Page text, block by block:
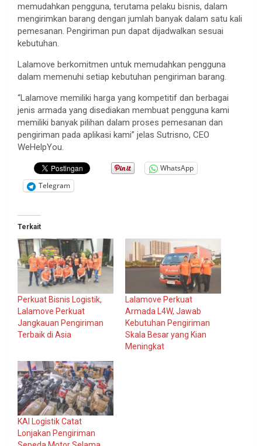
memudahkan pengguna, terutama pelaku bisnis, dalam
mengirimkan barang dengan jumlah banyak dalam satu kali
pemesanan. Pengiriman pun dapat dijadwalkan sesuai
kebutuhan.
Lalamove berkomitmen untuk memudahkan pengguna
dalam memenuhi setiap kebutuhan pengiriman barang.
“Lalamove memiliki harga yang kompetitif dan berbagai
jenis armada yang disediakan membuat pengguna kami
memiliki banyak pilihan dalam proses pemesanan dan
pengiriman pada aplikasi kami” jelas Sutrisno, CEO
WeHelpYou.
WhatsApp
Telegram
Terkait
Perkuat Bisnis Logistik,
Lalamove Perkuat
Jangkauan Pengiriman
Terbaik di Asia
Lalamove Perkuat
Armada L4W, Jawab
Kebutuhan Pengiriman
Skala Besar yang Kian
Meningkat
KAI Logistik Catat
Lonjakan Pengiriman